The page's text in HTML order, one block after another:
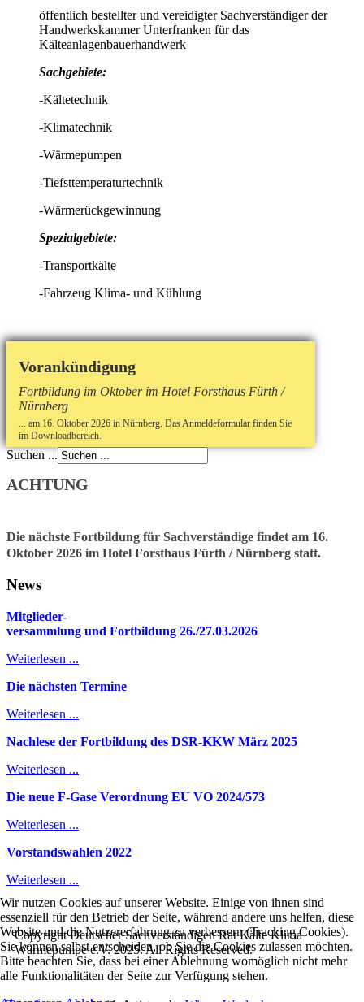
öffentlich bestellter und vereidigter Sachverständiger der
Handwerkskammer Unterfranken für das
Kälteanlagenbauerhandwerk
Sachgebiete:
-Kältetechnik
-Klimatechnik
-Wärmepumpen
-Tiefsttemperaturtechnik
-Wärmerückgewinnung
Spezialgebiete:
-Transportkälte
-Fahrzeug Klima- und Kühlung
Vorankündigung
Fortbildung im Oktober im Hotel Forsthaus Fürth /
Nürnberg
... am 16. Oktober 2026 in Nürnberg. Das Anmeldeformular finden Sie
im Downloadbereich.
Suchen ...
ACHTUNG
Die nächste Fortbildung für Sachverständige findet am 16.
Oktober 2026 im Hotel Forsthaus Fürth / Nürnberg statt.
News
Mitglieder-
versammlung und Fortbildung 26./27.03.2026
Weiterlesen ...
Die nächsten Termine
Weiterlesen ...
Nachlese der Fortbildung des DSR-KKW März 2025
Weiterlesen ...
Die neue F-Gase Verordnung EU VO 2024/573
Weiterlesen ...
Vorstandswahlen 2022
Weiterlesen ...
Copyright Deutscher Sachverständigen Rat Kälte Klima
Wärmepumpe e.V. 2025. All Rights Reserved.
Wir nutzen Cookies auf unserer Website. Einige von ihnen sind
essenziell für den Betrieb der Seite, während andere uns helfen, diese
Website und die Nutzererfahrung zu verbessern (Tracking Cookies).
Sie können selbst entscheiden, ob Sie die Cookies zulassen möchten.
Bitte beachten Sie, dass bei einer Ablehnung womöglich nicht mehr
alle Funktionalitäten der Seite zur Verfügung stehen.